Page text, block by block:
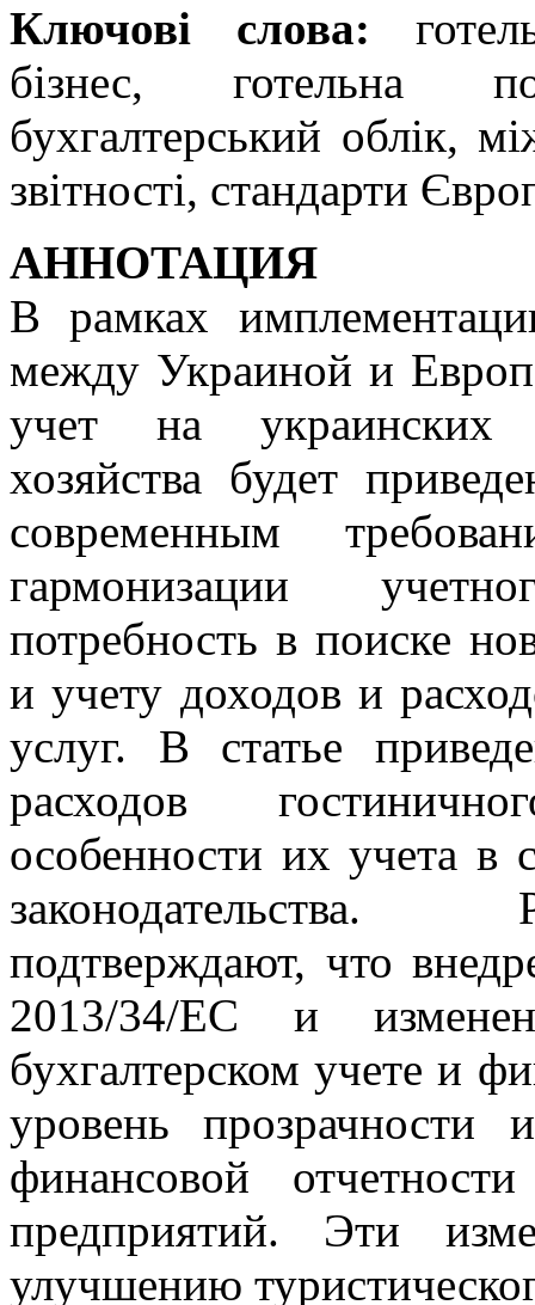
Ключові слова:
бізнес, готельна
бухгалтерський облік,
звітності, стандарти
АННОТАЦИЯ
В рамках
между Украиной и
учет на украинских
хозяйства будет
современным
гармонизации
потребность в поиске
и учету доходов и
услуг. В статье
расходов
особенности их учета в
законодательства.
подтверждают, что
2013/34/ЕС и
бухгалтерском учете и
уровень прозрачности
финансовой
предприятий. Эти
улучшению